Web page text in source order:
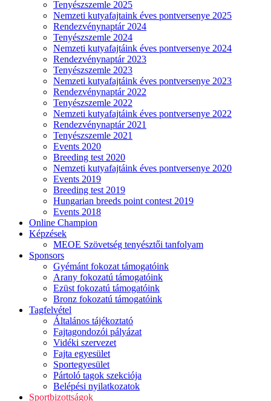
Tenyészszemle 2025
Nemzeti kutyafajtaink éves pontversenye 2025
Rendezvénynaptár 2024
Tenyészszemle 2024
Nemzeti kutyafajtáink éves pontversenye 2024
Rendezvénynaptár 2023
Tenyészszemle 2023
Nemzeti kutyafajtáink éves pontversenye 2023
Rendezvénynaptár 2022
Tenyészszemle 2022
Nemzeti kutyafajtáink éves pontversenye 2022
Rendezvénynaptár 2021
Tenyészszemle 2021
Events 2020
Breeding test 2020
Nemzeti kutyafajtáink éves pontversenye 2020
Events 2019
Breeding test 2019
Hungarian breeds point contest 2019
Events 2018
Online Champion
Képzések
MEOE Szövetség tenyésztői tanfolyam
Sponsors
Gyémánt fokozat támogatóink
Arany fokozatú támogatóink
Ezüst fokozatú támogatóink
Bronz fokozatú támogatóink
Tagfelvétel
Általános tájékoztató
Fajtagondozói pályázat
Vidéki szervezet
Fajta egyesület
Sportegyesület
Pártoló tagok szekciója
Belépési nyilatkozatok
Sportbizottságok